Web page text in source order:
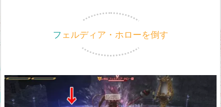
フェルディア・ホローを倒す